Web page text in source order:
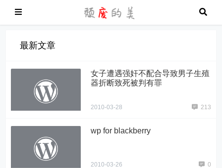
最新文章
女子遭遇强奸不配合导致男子生殖
器折断致死被判有罪
2010-03-28 213
wp for blackberry
2010-03-26 0